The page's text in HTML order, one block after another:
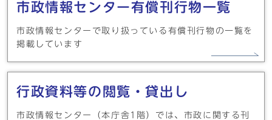
市政情報センター有償刊行物一覧
市政情報センターで取り扱っている有償刊行物の一覧を
掲載しています
行政資料等の閲覧・貸出し
市政情報センター（本庁舎1階）では、市政に関する刊